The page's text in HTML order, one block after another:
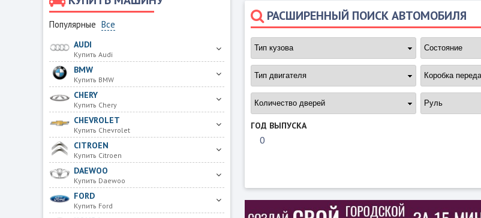
Популярные Все
AUDI
Купить Audi
BMW
Купить BMW
CHERY
Купить Chery
CHEVROLET
Купить Chevrolet
CITROEN
Купить Citroen
DAEWOO
Купить Daewoo
FORD
Купить Ford
РАСШИРЕННЫЙ ПОИСК АВТОМОБИЛЯ
ГОД ВЫПУСКА